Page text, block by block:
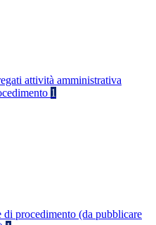
attività amministrativa
1
di procedimento (da pubblicare